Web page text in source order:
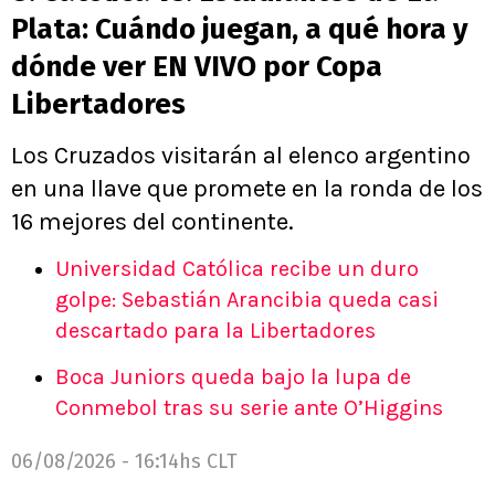
Plata: Cuándo juegan, a qué hora y
dónde ver EN VIVO por Copa
Libertadores
Los Cruzados visitarán al elenco argentino
en una llave que promete en la ronda de los
16 mejores del continente.
Universidad Católica recibe un duro
golpe: Sebastián Arancibia queda casi
descartado para la Libertadores
Boca Juniors queda bajo la lupa de
Conmebol tras su serie ante O’Higgins
06/08/2026 - 16:14hs CLT